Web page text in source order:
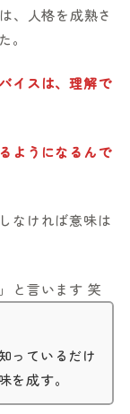
、人格を成熟さ
。
イスは、理解で
ようになるんで
なければ意味は
と言います 笑
っているだけ
を成す。